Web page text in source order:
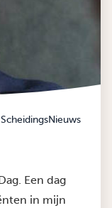
ScheidingsNieuws
Een dag
in mijn